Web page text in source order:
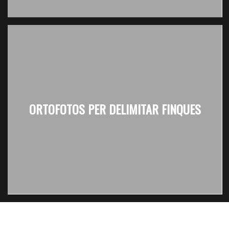
ORTOFOTOS PER DELIMITAR FINQUES